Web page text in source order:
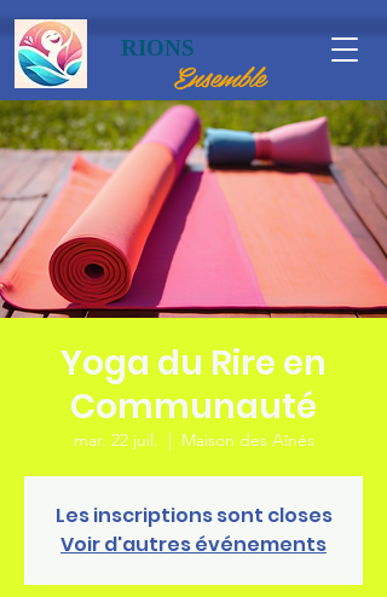
RIONS
Ensemble
Yoga du Rire en
Communauté
mar. 22 juil.
  |
Maison des Aînés
Les inscriptions sont closes
Voir d'autres événements